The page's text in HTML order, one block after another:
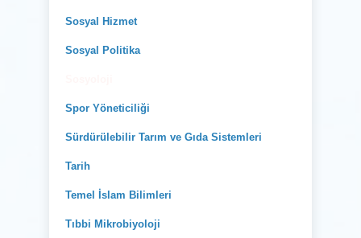
Sosyal Hizmet
Sosyal Politika
Spor Yöneticiliği
Sürdürülebilir Tarım ve Gıda Sistemleri
Tarih
Temel İslam Bilimleri
Tıbbi Mikrobiyoloji